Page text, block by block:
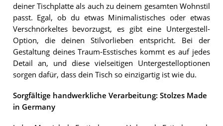
deiner Tischplatte als auch zu deinem gesamten Wohnstil
passt. Egal, ob du etwas Minimalistisches oder etwas
Verschnörkeltes bevorzugst, es gibt eine Untergestell-
Option, die deinen Stilvorlieben entspricht. Bei der
Gestaltung deines Traum-Esstisches kommt es auf jedes
Detail an, und diese vielseitigen Untergestelloptionen
sorgen dafür, dass dein Tisch so einzigartig ist wie du.
Sorgfältige handwerkliche Verarbeitung: Stolzes Made
in Germany